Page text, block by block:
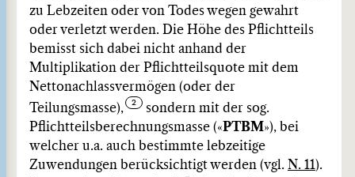
zu Lebzeiten oder von Todes wegen gewahrt
oder verletzt werden. Die Höhe des Pflichtteils
bemisst sich dabei nicht anhand der
Multiplikation der Pflichtteilsquote mit dem
Nettonachlassvermögen (oder der
Teilungsmasse),
sondern mit der sog.
Pflichtteilsberechnungsmasse («PTBM»), bei
welcher u.a. auch bestimmte lebzeitige
Zuwendungen berücksichtigt werden (vgl. N. 11).